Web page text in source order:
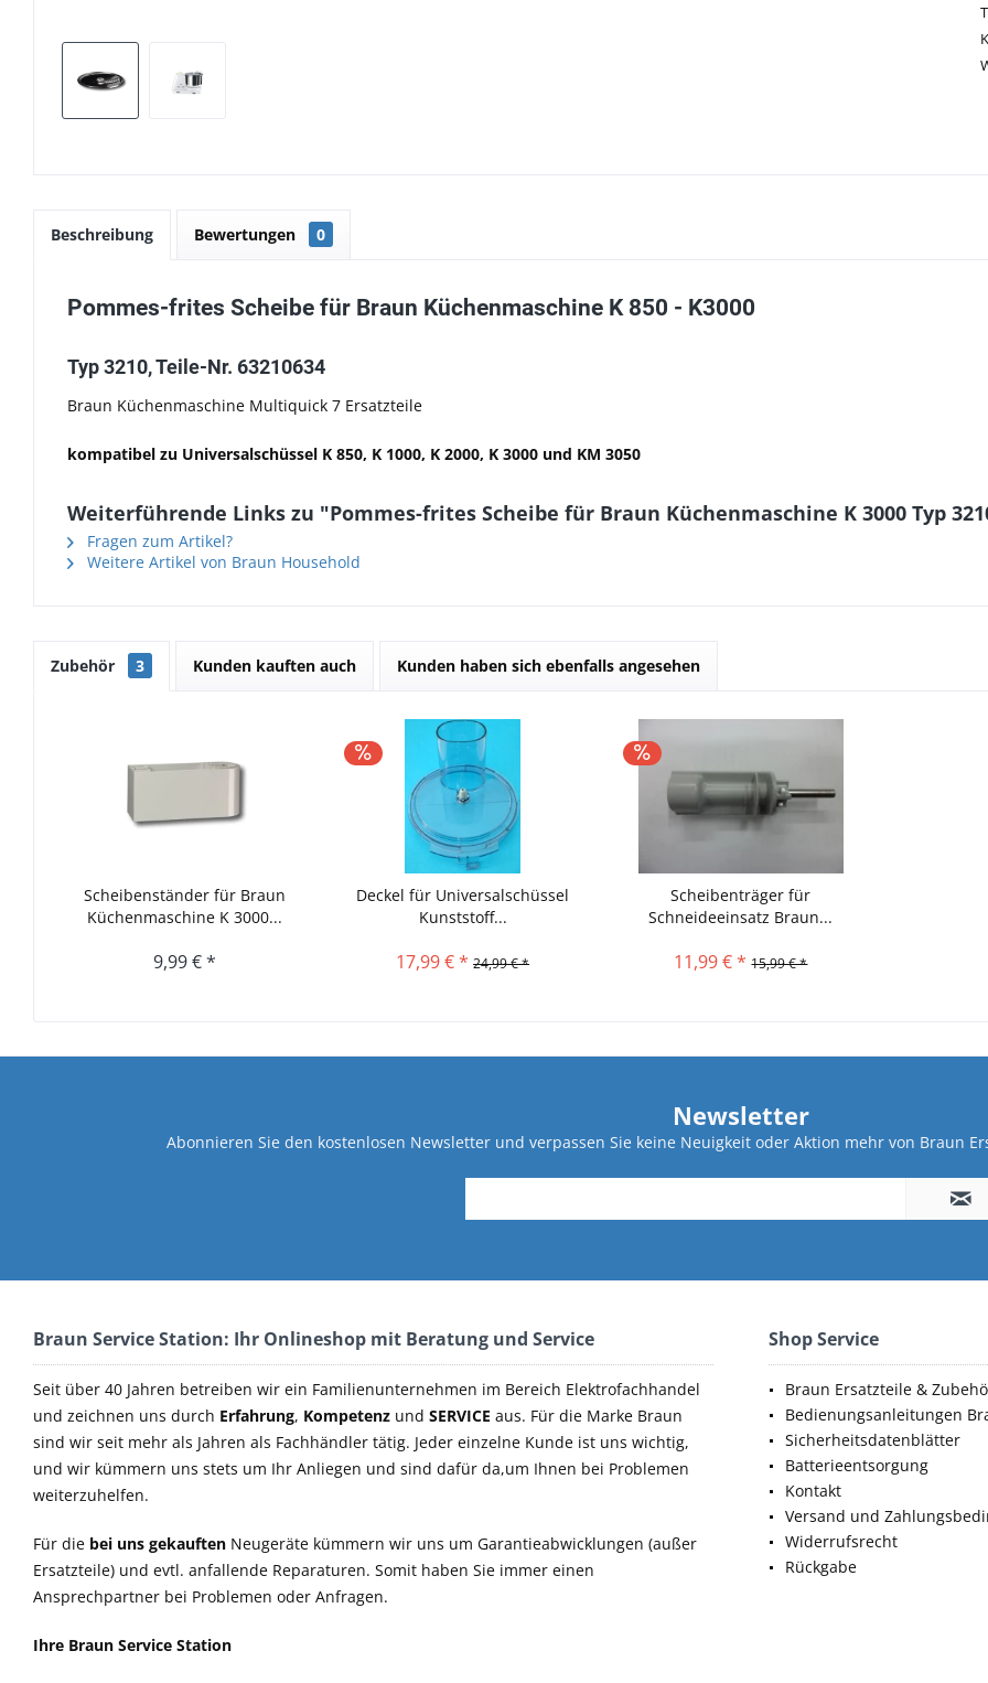
Beschreibung Bewertungen 0
Pommes-frites Scheibe für Braun Küchenmaschine K 850 - K3000
Typ 3210, Teile-Nr. 63210634
Braun Küchenmaschine Multiquick 7 Ersatzteile
kompatibel zu Universalschüssel K 850, K 1000, K 2000, K 3000 und KM 3050
Weiterführende Links zu "Pommes-frites Scheibe für Braun Küchenmaschine K 3000 Typ
Fragen zum Artikel?
Weitere Artikel von Braun Household
Zubehör 3 Kunden kauften auch Kunden haben sich ebenfalls angesehen
Scheibenständer für Braun
Küchenmaschine K 3000...
9,99 € *
Deckel für Universalschüssel
Kunststoff...
17,99 € * 24,99 € *
Scheibenträger für
Schneideeinsatz Braun...
11,99 € * 15,99 € *
Newsletter
Abonnieren Sie den kostenlosen Newsletter und verpassen Sie keine Neuigkeit oder Aktion mehr von Braun
Braun Service Station: Ihr Onlineshop mit Beratung und Service
Seit über 40 Jahren betreiben wir ein Familienunternehmen im Bereich Elektrofachhandel
und zeichnen uns durch Erfahrung, Kompetenz und SERVICE aus. Für die Marke Braun
sind wir seit mehr als Jahren als Fachhändler tätig. Jeder einzelne Kunde ist uns wichtig,
und wir kümmern uns stets um Ihr Anliegen und sind dafür da,um Ihnen bei Problemen
weiterzuhelfen.
Für die bei uns gekauften Neugeräte kümmern wir uns um Garantieabwicklungen (außer
Ersatzteile) und evtl. anfallende Reparaturen. Somit haben Sie immer einen
Ansprechpartner bei Problemen oder Anfragen.
Ihre Braun Service Station
Shop Service
Braun Ersatzteile &
Bedienungsanleitungen
Sicherheitsdatenblätter
Batterieentsorgung
Kontakt
Versand und
Widerrufsrecht
Rückgabe